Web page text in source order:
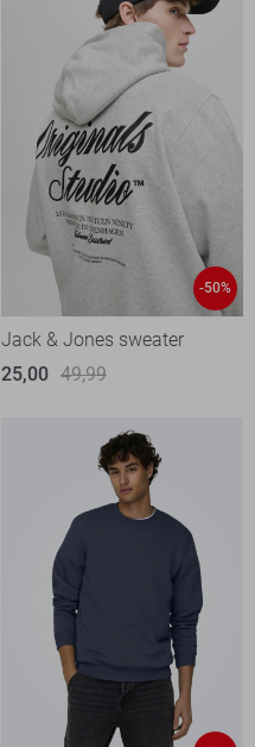
-50%
Jack & Jones sweater
25,00 49,99